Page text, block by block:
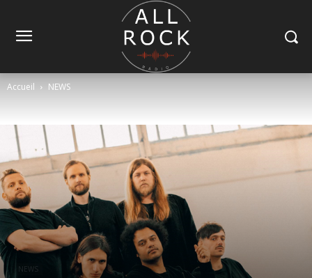
Accueil NEWS
NEWS